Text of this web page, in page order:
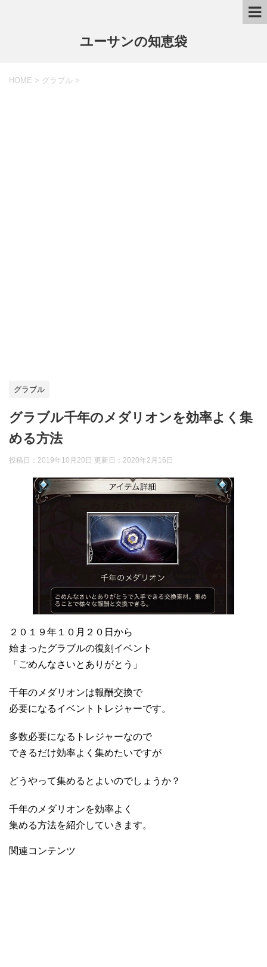
ユーサンの知恵袋
HOME > グラブル >
グラブル
グラブル千年のメダリオンを効率よく集
める方法
投稿日：2019年10月20日 更新日： 2020年2月16日
２０１９年１０月２０日から
始まったグラブルの復刻イベント
「ごめんなさいとありがとう」
千年のメダリオンは報酬交換で
必要になるイベントトレジャーです。
多数必要になるトレジャーなので
できるだけ効率よく集めたいですが
どうやって集めるとよいのでしょうか？
千年のメダリオンを効率よく
集める方法を紹介していきます。
関連コンテンツ